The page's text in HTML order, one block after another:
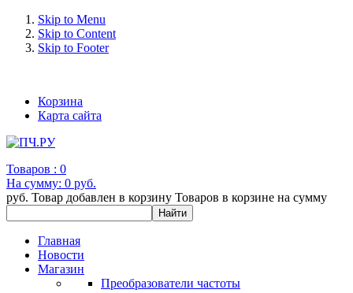
Skip to Menu
Skip to Content
Skip to Footer
Корзина
Карта сайта
Товаров : 0
На сумму: 0 руб.
руб. Товар добавлен в корзину Товаров в корзине на сумму
Главная
Новости
Магазин
Преобразователи частоты